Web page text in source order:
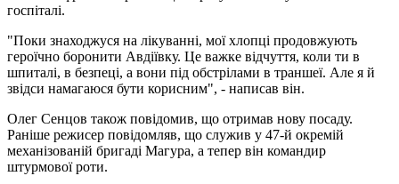
госпіталі.
"Поки знаходжуся на лікуванні, мої хлопці продовжують
героїчно боронити Авдіївку. Це важке відчуття, коли ти в
шпиталі, в безпеці, а вони під обстрілами в траншеї. Але я й
звідси намагаюся бути корисним", - написав він.
Олег Сенцов також повідомив, що отримав нову посаду.
Раніше режисер повідомляв, що служив у 47-й окремій
механізованій бригаді Магура, а тепер він командир
штурмової роти.